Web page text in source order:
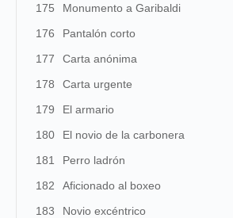
175
Monumento a Garibaldi
176
Pantalón corto
177
Carta anónima
178
Carta urgente
179
El armario
180
El novio de la carbonera
181
Perro ladrón
182
Aficionado al boxeo
183
Novio excéntrico